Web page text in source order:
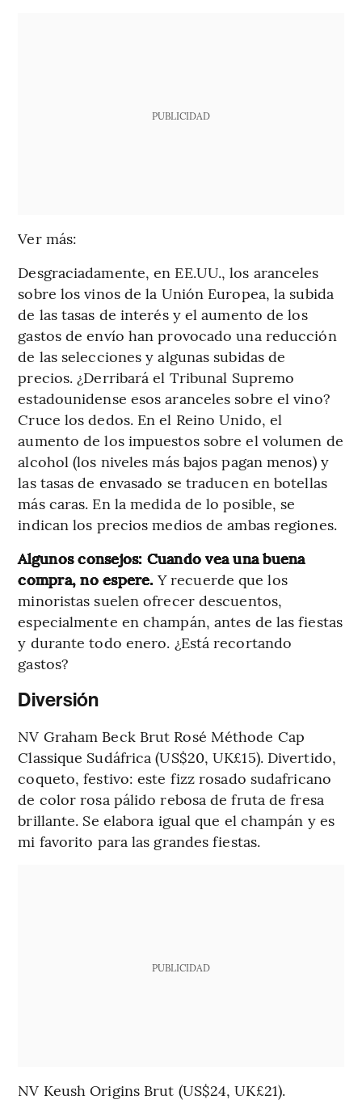
PUBLICIDAD
Ver más:
Desgraciadamente, en EE.UU., los aranceles
sobre los vinos de la Unión Europea, la subida
de las tasas de interés y el aumento de los
gastos de envío han provocado una reducción
de las selecciones y algunas subidas de
precios. ¿Derribará el Tribunal Supremo
estadounidense esos aranceles sobre el vino?
Cruce los dedos. En el Reino Unido, el
aumento de los impuestos sobre el volumen de
alcohol (los niveles más bajos pagan menos) y
las tasas de envasado se traducen en botellas
más caras. En la medida de lo posible, se
indican los precios medios de ambas regiones.
Algunos consejos: Cuando vea una buena
compra, no espere. Y recuerde que los
minoristas suelen ofrecer descuentos,
especialmente en champán, antes de las fiestas
y durante todo enero. ¿Está recortando
gastos?
Diversión
NV Graham Beck Brut Rosé Méthode Cap
Classique Sudáfrica (US$20, UK£15). Divertido,
coqueto, festivo: este fizz rosado sudafricano
de color rosa pálido rebosa de fruta de fresa
brillante. Se elabora igual que el champán y es
mi favorito para las grandes fiestas.
PUBLICIDAD
NV Keush Origins Brut (US$24, UK£21).